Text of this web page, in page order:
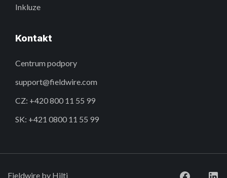
Inkluze
Kontakt
Centrum podpory
support@fieldwire.com
CZ: +420 800 11 55 99
SK: +421 0800 11 55 99
Fieldwire by Hilti